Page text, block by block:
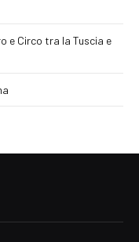
e Circo tra la Tuscia e